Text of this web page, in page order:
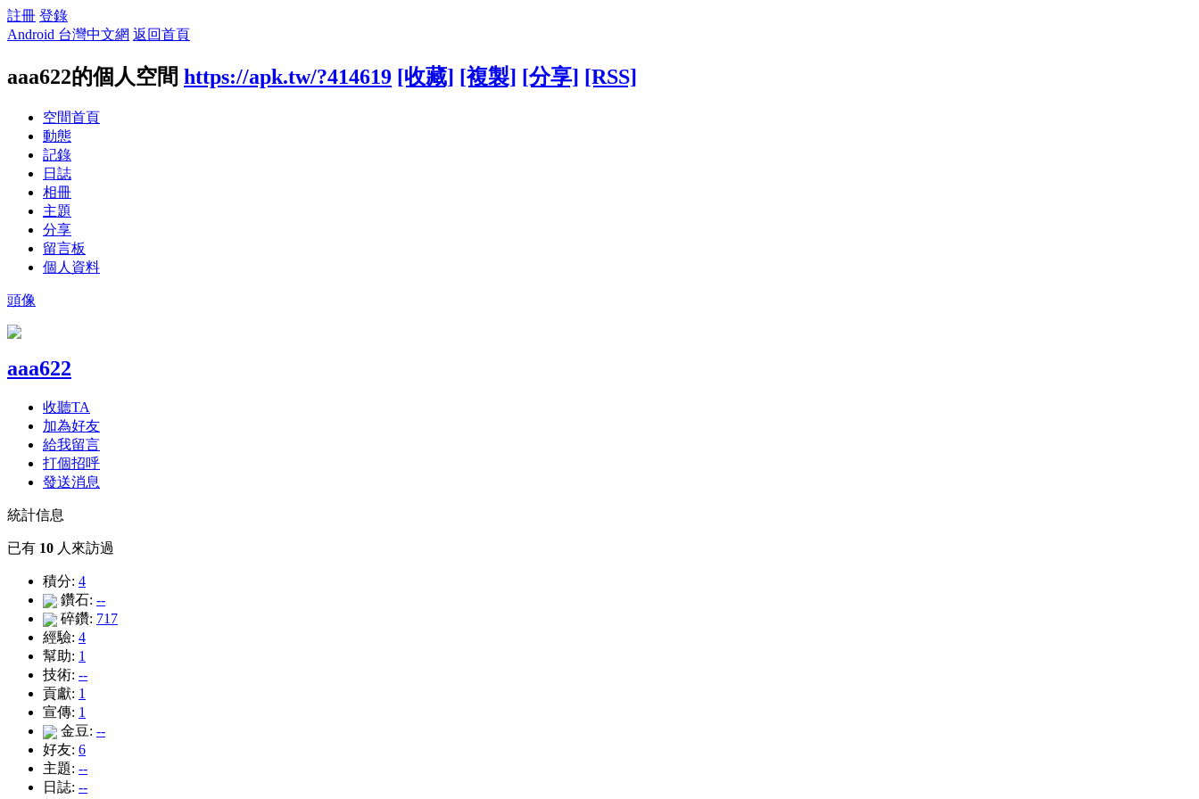
註冊 登錄
Android 台灣中文網 返回首頁
aaa622的個人空間 https://apk.tw/?414619 [收藏] [複製] [分享] [RSS]
空間首頁
動態
記錄
日誌
相冊
主題
分享
留言板
個人資料
頭像
aaa622
收聽TA
加為好友
給我留言
打個招呼
發送消息
統計信息
已有 10 人來訪過
積分: 4
鑽石: --
碎鑽: 717
經驗: 4
幫助: 1
技術: --
貢獻: 1
宣傳: 1
金豆: --
好友: 6
主題: --
日誌: --